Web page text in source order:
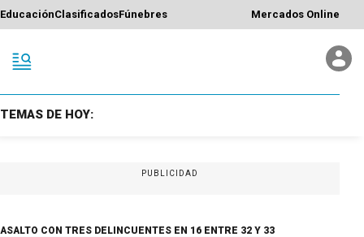
EducaciónClasificadosFúnebres Mercados Online
TEMAS DE HOY:
PUBLICIDAD
ASALTO CON TRES DELINCUENTES EN 16 ENTRE 32 Y 33